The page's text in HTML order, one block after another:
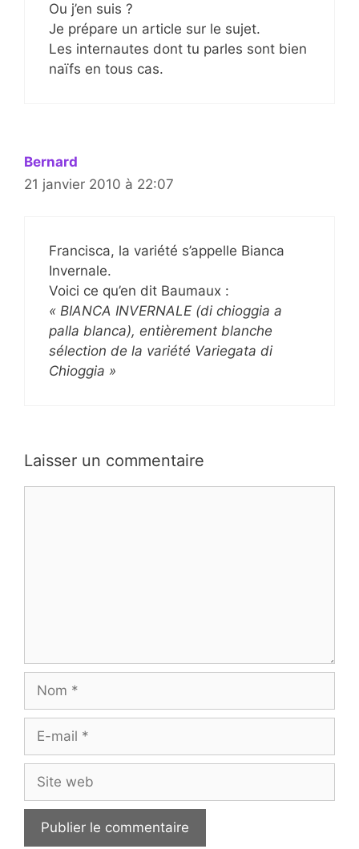
Ou j’en suis ?
Je prépare un article sur le sujet.
Les internautes dont tu parles sont bien
naïfs en tous cas.
Bernard
21 janvier 2010 à 22:07
Francisca, la variété s’appelle Bianca
Invernale.
Voici ce qu’en dit Baumaux :
« BIANCA INVERNALE (di chioggia a
palla blanca), entièrement blanche
sélection de la variété Variegata di
Chioggia »
Laisser un commentaire
mail
web